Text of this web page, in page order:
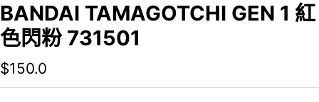
BANDAI TAMAGOTCHI GEN 1 紅
色閃粉 731501
$150.0